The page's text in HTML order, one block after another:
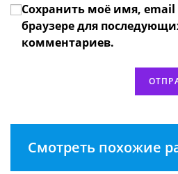
веб-
сайта
(необязательно)
Сохранить моё имя, email
браузере для
комментариев.
Смотреть похожие